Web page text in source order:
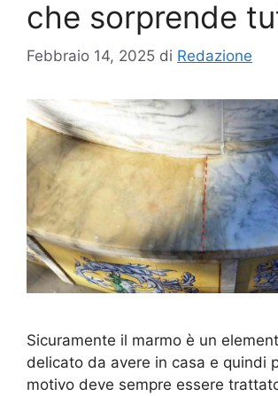
che sorprende
Febbraio 14, 2025 di Redazione
Sicuramente il marmo è un
delicato da avere in casa e quindi
motivo deve sempre essere